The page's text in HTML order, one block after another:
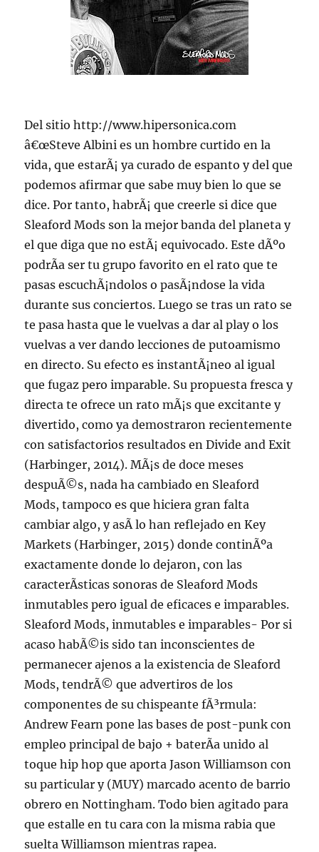
Del sitio http://www.hipersonica.com
â€œSteve Albini es un hombre curtido en la
vida, que estarÃ¡ ya curado de espanto y del que
podemos afirmar que sabe muy bien lo que se
dice. Por tanto, habrÃ¡ que creerle si dice que
Sleaford Mods son la mejor banda del planeta y
el que diga que no estÃ¡ equivocado. Este dÃºo
podrÃ­a ser tu grupo favorito en el rato que te
pasas escuchÃ¡ndolos o pasÃ¡ndose la vida
durante sus conciertos. Luego se tras un rato se
te pasa hasta que le vuelvas a dar al play o los
vuelvas a ver dando lecciones de putoamismo
en directo. Su efecto es instantÃ¡neo al igual
que fugaz pero imparable. Su propuesta fresca y
directa te ofrece un rato mÃ¡s que excitante y
divertido, como ya demostraron recientemente
con satisfactorios resultados en Divide and Exit
(Harbinger, 2014). MÃ¡s de doce meses
despuÃ©s, nada ha cambiado en Sleaford
Mods, tampoco es que hiciera gran falta
cambiar algo, y asÃ­ lo han reflejado en Key
Markets (Harbinger, 2015) donde continÃºa
exactamente donde lo dejaron, con las
caracterÃ­sticas sonoras de Sleaford Mods
inmutables pero igual de eficaces e imparables.
Sleaford Mods, inmutables e imparables- Por si
acaso habÃ©is sido tan inconscientes de
permanecer ajenos a la existencia de Sleaford
Mods, tendrÃ© que advertiros de los
componentes de su chispeante fÃ³rmula:
Andrew Fearn pone las bases de post-punk con
empleo principal de bajo + baterÃ­a unido al
toque hip hop que aporta Jason Williamson con
su particular y (MUY) marcado acento de barrio
obrero en Nottingham. Todo bien agitado para
que estalle en tu cara con la misma rabia que
suelta Williamson mientras rapea.